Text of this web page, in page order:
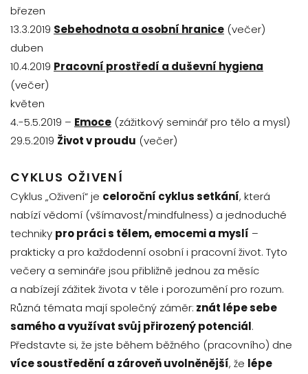
březen
13.3.2019 Sebehodnota a osobní hranice (večer)
duben
10.4.2019 Pracovní prostředí a duševní hygiena
(večer)
květen
4.-5.5.2019 – Emoce (zážitkový seminář pro tělo a mysl)
29.5.2019 Život v proudu (večer)
CYKLUS OŽIVENÍ
Cyklus „Oživení“ je celoroční cyklus setkání, která
nabízí vědomí (všímavost/mindfulness) a jednoduché
techniky pro práci s tělem, emocemi a myslí –
prakticky a pro každodenní osobní i pracovní život. Tyto
večery a semináře jsou přibližně jednou za měsíc
a nabízejí zážitek života v těle i porozumění pro rozum.
Různá témata mají společný záměr: znát lépe sebe
samého a využívat svůj přirozený potenciál.
Představte si, že jste během běžného (pracovního) dne
více soustředění a zároveň uvolněnější, že lépe